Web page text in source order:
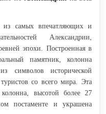
самых впечатляющих и
Александрии,
эпохи. Построенная в
памятник, колонна
символов исторической
со всего мира. Эта
колонна, высотой более 27
постаменте и украшена